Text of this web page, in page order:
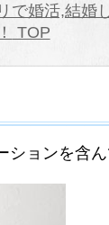
で婚活,結婚
TOP
ションを含